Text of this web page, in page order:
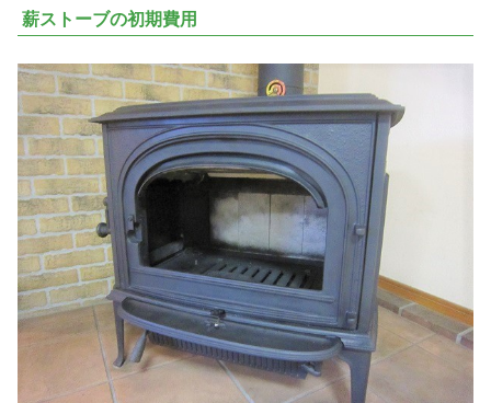
薪ストーブの初期費用